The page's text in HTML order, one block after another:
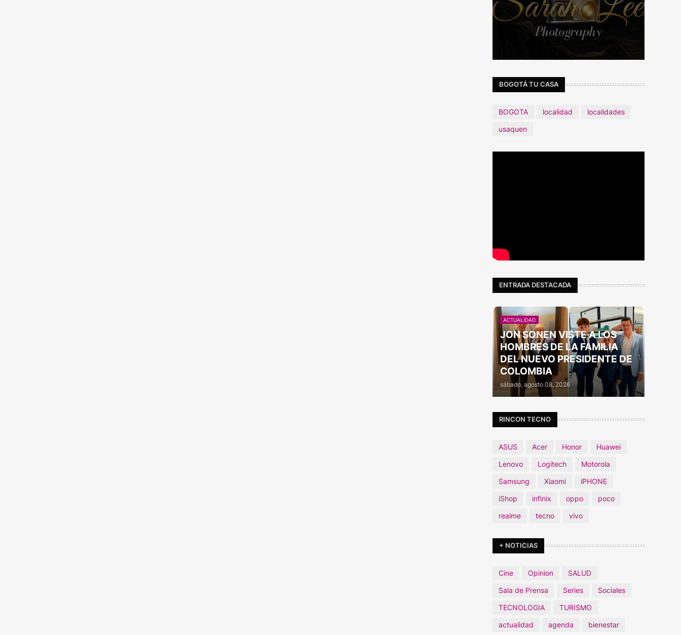
BOGOTÁ TU CASA
BOGOTA localidad
localidades
usaquen
ENTRADA DESTACADA
ACTUALIDAD
JON SONEN VISTE A LOS
HOMBRES DE LA FAMILIA
DEL NUEVO PRESIDENTE DE
COLOMBIA
sábado, agosto 08, 2026
RINCON TECNO
ASUS Acer Honor
Huawei
Lenovo
Logitech
Motorola
Samsung
Xiaomi
iPHONE
iShop
infinix oppo
poco
realme
tecno vivo
+ NOTICIAS
Cine Opinion
SALUD
Sala de Prensa
Series
Sociales
TECNOLOGIA
TURISMO
actualidad
agenda bienestar